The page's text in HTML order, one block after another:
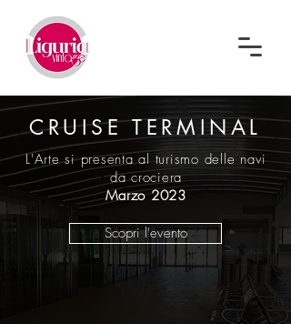
CRUISE TERMINAL
L'Arte si presenta al turismo delle navi
da crociera
Marzo 2023
Scopri l'evento